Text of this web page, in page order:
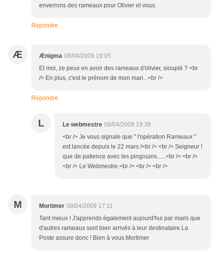
enverrons des rameaux pour Olivier et vous.
Répondre
Æ Ænigma 08/04/2009 19:05
Et moi, ze peux en avoir des rameaux d'olivier, siouplé ? <br
/> En plus, c'est le prénom de mon mari...<br />
Répondre
L Le webmestre 08/04/2009 19:38
<br /> Je vous signale que " l'opération Rameaux "
est lancée depuis le 22 mars !<br /> <br /> Seigneur !
que de patience avec les pingouins......<br /> <br />
<br /> Le Webmestre.<br /> <br /> <br />
M Mortimer 08/04/2009 17:11
Tant mieux ! J'apprends également aujourd'hui par mails que
d'autres rameaux sont bien arrivés à leur destinataire.La
Poste assure donc ! Bien à vous.Mortimer